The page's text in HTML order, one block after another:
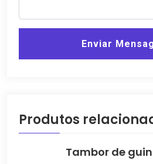
Enviar
Produtos
Tambor de